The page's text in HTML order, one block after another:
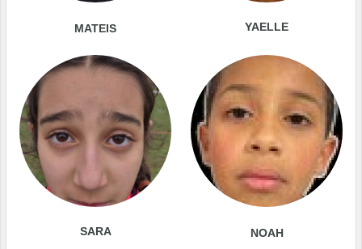
MATEIS YAELLE
SARA NOAH